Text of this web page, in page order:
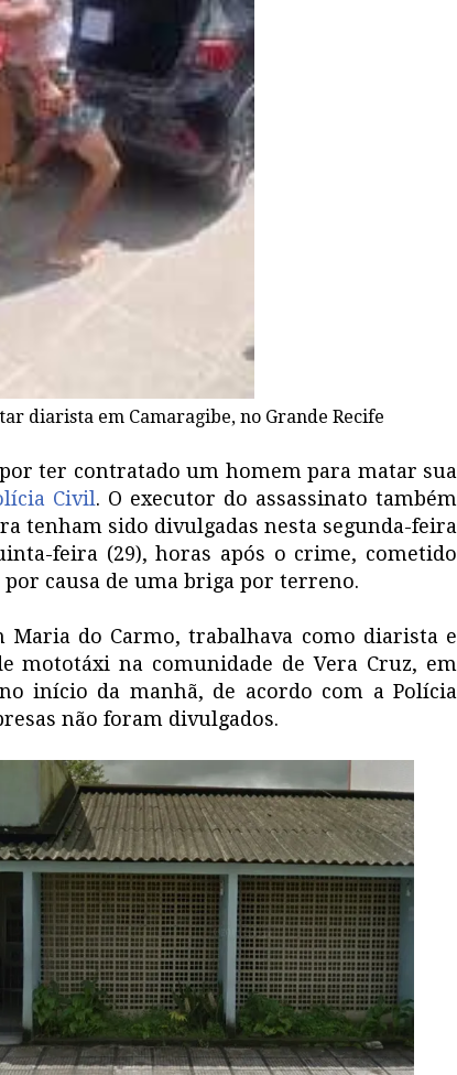
diarista em Camaragibe, no Grande Recife
ter contratado um homem para matar sua
Civil. O executor do assassinato também
tenham sido divulgadas nesta segunda-feira
feira (29), horas após o crime, cometido
por causa de uma briga por terreno.
Maria do Carmo, trabalhava como diarista e
mototáxi na comunidade de Vera Cruz, em
início da manhã, de acordo com a Polícia
não foram divulgados.